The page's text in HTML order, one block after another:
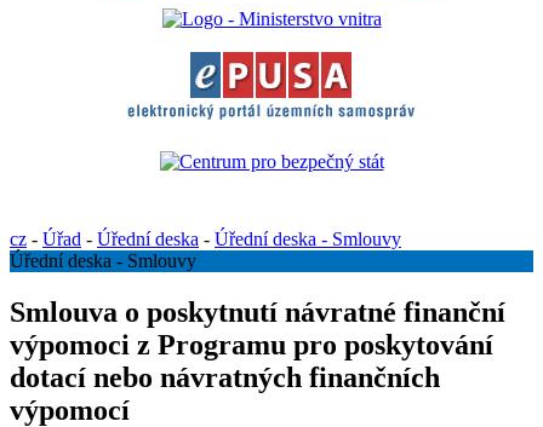
cz - Úřad - Úřední deska - Úřední deska - Smlouvy
Úřední deska - Smlouvy
Smlouva o poskytnutí návratné finanční
výpomoci z Programu pro poskytování
dotací nebo návratných finančních
výpomocí